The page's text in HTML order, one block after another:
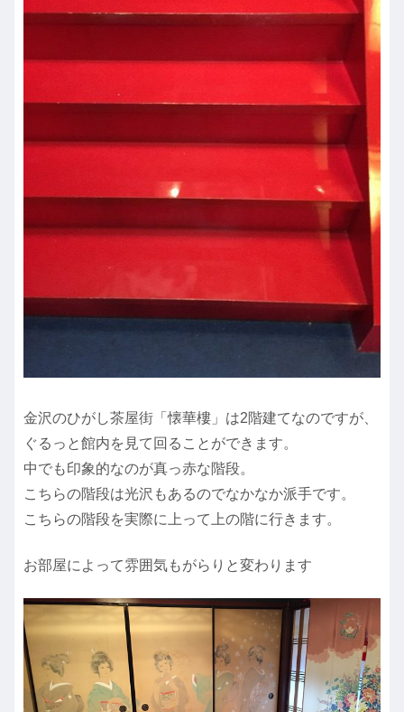
金沢のひがし茶屋街「懐華樓」は2階建てなのですが、
ぐるっと館内を見て回ることができます。
中でも印象的なのが真っ赤な階段。
こちらの階段は光沢もあるのでなかなか派手です。
こちらの階段を実際に上って上の階に行きます。
お部屋によって雰囲気もがらりと変わります